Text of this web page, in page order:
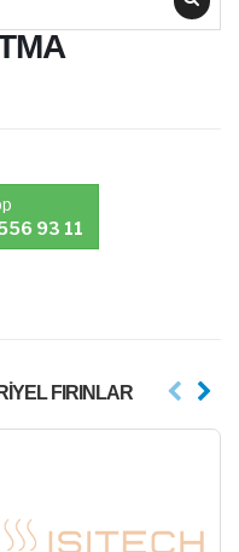
93 11
FIRINLAR